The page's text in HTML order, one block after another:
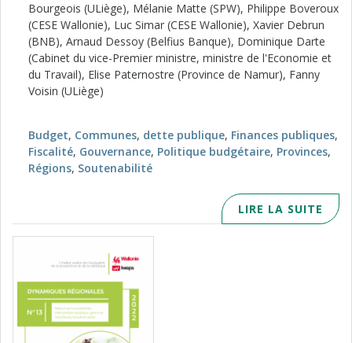
Bourgeois (ULiège), Mélanie Matte (SPW), Philippe Boveroux
(CESE Wallonie), Luc Simar (CESE Wallonie), Xavier Debrun
(BNB), Arnaud Dessoy (Belfius Banque), Dominique Darte
(Cabinet du vice-Premier ministre, ministre de l'Economie et
du Travail), Elise Paternostre (Province de Namur), Fanny
Voisin (ULiège)
Budget, Communes, dette publique, Finances publiques,
Fiscalité, Gouvernance, Politique budgétaire, Provinces,
Régions, Soutenabilité
LIRE LA SUITE